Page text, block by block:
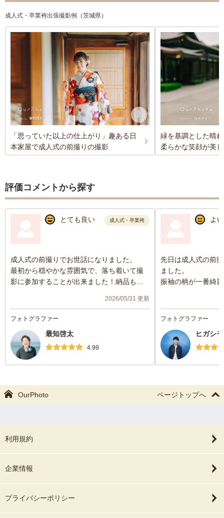
成人式・卒業袴出張撮影例（茨城県）
「思っていた以上の仕上がり」趣ある日
本家屋で成人式の前撮りの撮影
緑を基調とした晴
柔らかな笑顔が美
評価コメントから探す
とても良い 成人式・卒業袴
成人式の前撮りでお世話になりました。
最初から穏やかな雰囲気で、落ち着いて撮
影に参加することが出来ました！納品も早
ありがとうございました🙂‍↕️💞
2026/05/31 更新
フォトグラファー
最知啓太
4.99
よい
先日は成人式の前
ました。
振袖の柄が一番綺
りと、細やかなお
写真の仕上がりも
の良い記念になり
うございました
フォトグラファー
ヒガシ
OurPhoto ページトップへ
利用規約
企業情報
プライバシーポリシー